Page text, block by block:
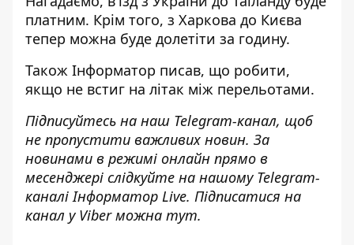
платним. Крім того, з Харкова до Києва
тепер можна буде долетіти за годину.
Також Інформатор писав, що робити,
якщо не встиг на літак між перельотами.
Підписуйтесь на наш Telegram-канал, щоб
не пропустити важливих новин. За
новинами в режимі онлайн прямо в
месенджері слідкуйте на нашому Telegram-
каналіІнформатор Live. Підписатися на
канал у Viber можна тут.